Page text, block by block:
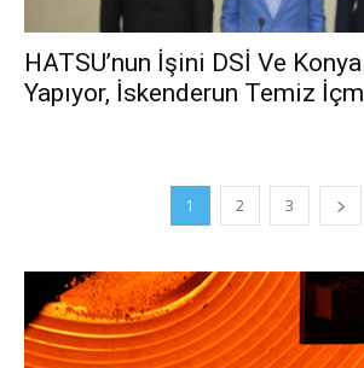
HATSU’nun İşini DSİ Ve
Yapıyor, İskenderun Temiz
1 2 3